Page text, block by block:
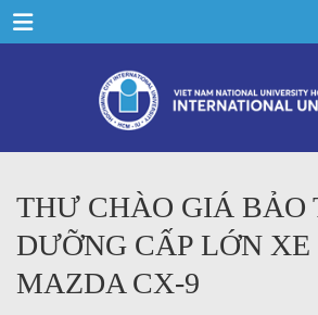
Menu
THƯ CHÀO GIÁ BẢO
DƯỠNG CẤP LỚN XE
MAZDA CX-9